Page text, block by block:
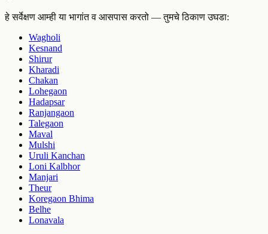
हे सर्वेक्षण आम्ही या भागांत व आसपास करतो — तुमचे ठिकाण उघडा:
Wagholi
Kesnand
Shirur
Kharadi
Chakan
Lohegaon
Hadapsar
Ranjangaon
Talegaon
Maval
Mulshi
Uruli Kanchan
Loni Kalbhor
Manjari
Theur
Koregaon Bhima
Belhe
Lonavala